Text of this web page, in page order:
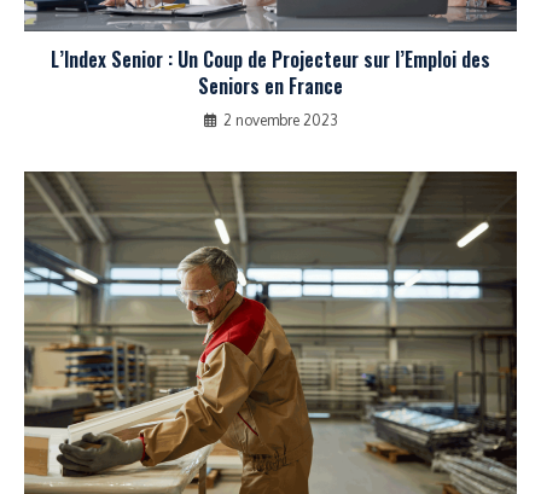
L’Index Senior : Un Coup de Projecteur sur l’Emploi des
Seniors en France
2 novembre 2023